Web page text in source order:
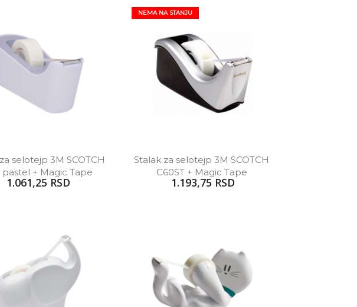
selotejp 3M SCOTCH
pastel + Magic Tape
1.061,25 RSD
NEMA NA STANJU
Stalak za selotejp 3M SCOTCH
C60ST + Magic Tape
1.193,75 RSD